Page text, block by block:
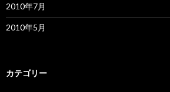
2010年7月
2010年5月
カテゴリー